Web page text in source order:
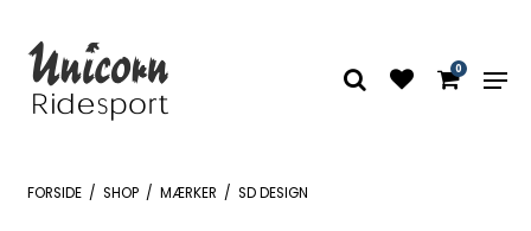
0
FORSIDE / SHOP / MÆRKER / SD DESIGN